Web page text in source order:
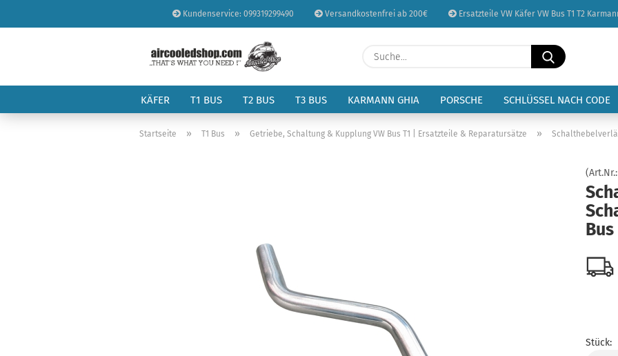
Kundenservice: 099319299490 Versandkostenfrei ab 200€ Ersatzteile VW Käfer VW Bus T1 T2
Sprache auswählen
Lieferland
Passwort
Konto erstellen
Passwort
Suche...
KÄFER T1 BUS T2 BUS T3 BUS KARMANN GHIA PORSCHE SCHLÜSSEL NACH CODE
Startseite » T1 Bus » Getriebe, Schaltung & Kupplung VW Bus T1 | Ersatzteile & Reparatursätze »
Stück: